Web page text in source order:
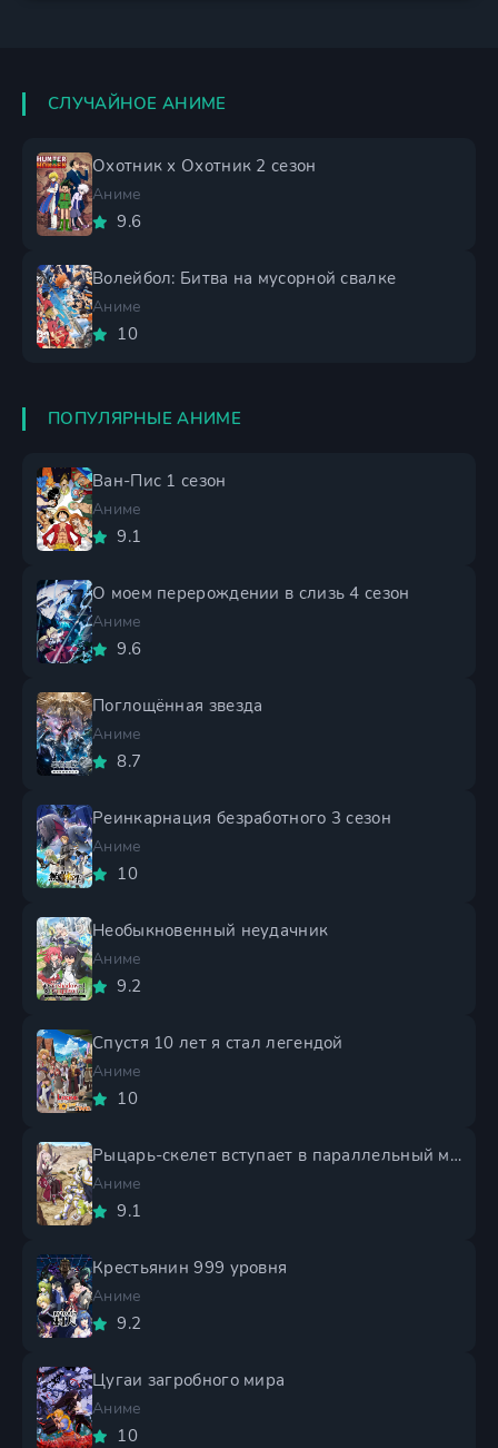
СЛУЧАЙНОЕ АНИМЕ
Охотник х Охотник 2 сезон
Аниме
9.6
Волейбол: Битва на мусорной свалке
Аниме
10
ПОПУЛЯРНЫЕ АНИМЕ
Ван-Пис 1 сезон
Аниме
9.1
О моем перерождении в слизь 4 сезон
Аниме
9.6
Поглощённая звезда
Аниме
8.7
Реинкарнация безработного 3 сезон
Аниме
10
Необыкновенный неудачник
Аниме
9.2
Спустя 10 лет я стал легендой
Аниме
10
Рыцарь-скелет вступает в параллельный мир 2 сезон
Аниме
9.1
Крестьянин 999 уровня
Аниме
9.2
Цугаи загробного мира
Аниме
10